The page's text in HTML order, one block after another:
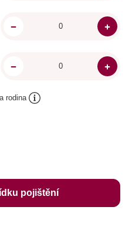
rodina
pojištění